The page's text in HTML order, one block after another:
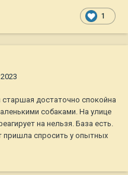
1
достаточно спокойна
собаками. На улице
на нельзя. База есть.
пришла спросить у опытных